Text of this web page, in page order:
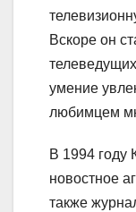
Вскоре он
умение
любимцем
В 1994 году
новостное
также